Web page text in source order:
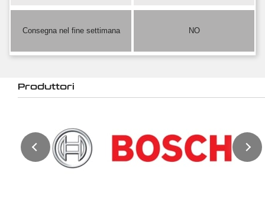
Consegna nel fine settimana NO
Produttori